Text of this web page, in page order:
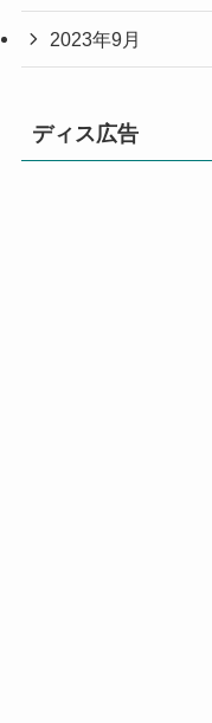
2023年9月
ディス広告